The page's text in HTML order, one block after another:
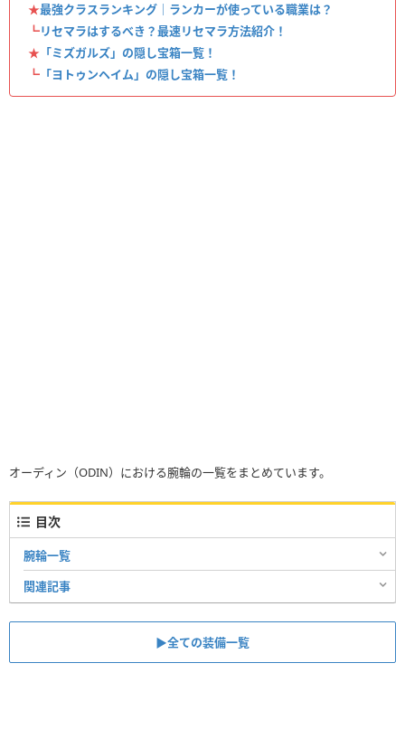
★最強クラスランキング｜ランカーが使っている職業は？
┗リセマラはするべき？最速リセマラ方法紹介！
★ 「ミズガルズ」の隠し宝箱一覧！
┗ 「ヨトゥンヘイム」の隠し宝箱一覧！
オーディン（ODIN）における腕輪の一覧をまとめています。
目次
腕輪一覧
関連記事
▶︎全ての装備一覧